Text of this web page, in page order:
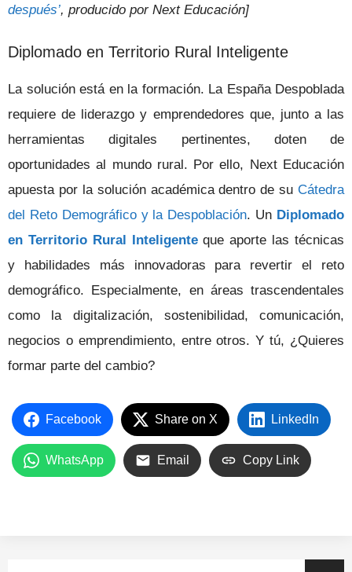
después’, producido por Next Educación]
Diplomado en Territorio Rural Inteligente
La solución está en la formación. La España Despoblada
requiere de liderazgo y emprendedores que, junto a las
herramientas digitales pertinentes, doten de
oportunidades al mundo rural. Por ello, Next Educación
apuesta por la solución académica dentro de su Cátedra
del Reto Demográfico y la Despoblación. Un Diplomado
en Territorio Rural Inteligenteque aporte las técnicas
y habilidades más innovadoras para revertir el reto
demográfico. Especialmente, en áreas trascendentales
como la digitalización, sostenibilidad, comunicación,
negocios o emprendimiento, entre otros. Y tú, ¿Quieres
formar parte del cambio?
Facebook Share on X LinkedIn
WhatsApp Email Copy Link